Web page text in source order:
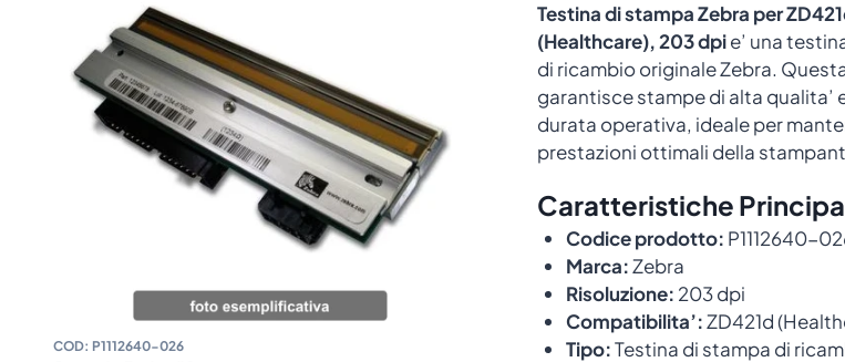
COD: P1112640-026
Testina di stampa Zebra per
(Healthcare), 203 dpie’ una
di ricambio originale Zebra.
garantisce stampe di alta qualita’
durata operativa, ideale per
prestazioni ottimali della
Caratteristiche
Codice prodotto: P1112640-
Marca:Zebra
Risoluzione: 203 dpi
Compatibilita’:ZD421d
Tipo:Testina di stampa di